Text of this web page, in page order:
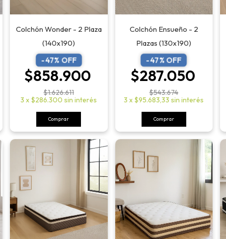
Colchón Wonder - 2 Plaza
(140x190)
-47% OFF
$858.900
$1.626.611
3 x $286.300 sin interés
Comprar
Colchón Ensueño - 2
Plazas (130x190)
-47% OFF
$287.050
$543.674
3 x $95.683,33 sin interés
Comprar